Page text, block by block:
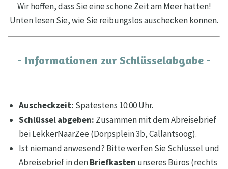
Wir hoffen, dass Sie eine schöne Zeit am Meer hatten!
Unten lesen Sie, wie Sie reibungslos auschecken können.
- Informationen zur Schlüsselabgabe -
Auscheckzeit: Spätestens 10:00 Uhr.
Schlüssel abgeben: Zusammen mit dem Abreisebrief
bei LekkerNaarZee (Dorpsplein 3b, Callantsoog).
Ist niemand anwesend? Bitte werfen Sie Schlüssel und
Abreisebrief in denBriefkasten unseres Büros (rechts